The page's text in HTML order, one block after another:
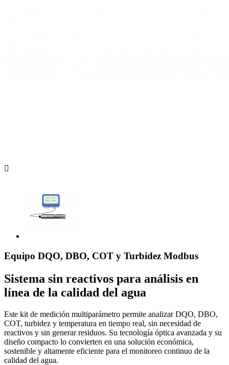

Equipo DQO, DBO, COT y Turbidez Modbus
Sistema sin reactivos para análisis en
línea de la calidad del agua
Este kit de medición multiparámetro permite analizar DQO, DBO,
COT, turbidez y temperatura en tiempo real, sin necesidad de
reactivos y sin generar residuos. Su tecnología óptica avanzada y su
diseño compacto lo convierten en una solución económica,
sostenible y altamente eficiente para el monitoreo continuo de la
calidad del agua.